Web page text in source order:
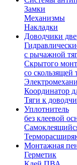
Замки
Механизмы
Накладки
Доводчики
с рычажной
Скрытого
со скользящей
Координатор
Тяги к
Уплотнитель
без клеевой
Монтажная
Герметик